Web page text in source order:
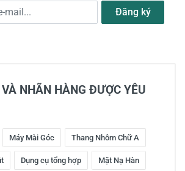
Đăng ký
NHÃN HÀNG ĐƯỢC YÊU
Máy Mài Góc Thang Nhôm Chữ A
Dụng cụ tổng hợp Mặt Nạ Hàn